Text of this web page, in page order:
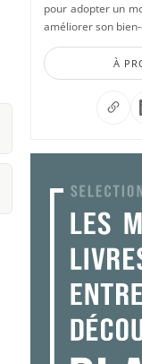
pour adopter un
améliorer son
À